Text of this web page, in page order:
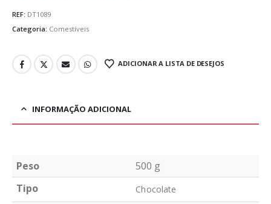
REF: DT1089
Categoria: Comestíveis
ADICIONAR A LISTA DE DESEJOS
INFORMAÇÃO ADICIONAL
Peso
500 g
Tipo
Chocolate